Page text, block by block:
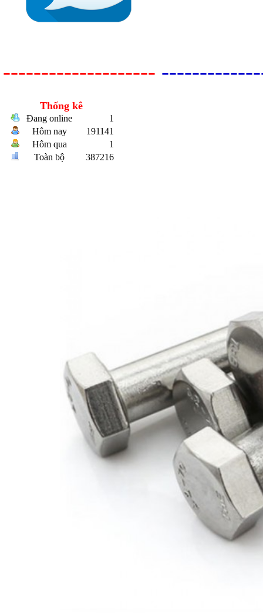
--------------------
Thống kê
Đang online
1
Hôm nay
191141
Hôm qua
1
Toàn bộ
387216